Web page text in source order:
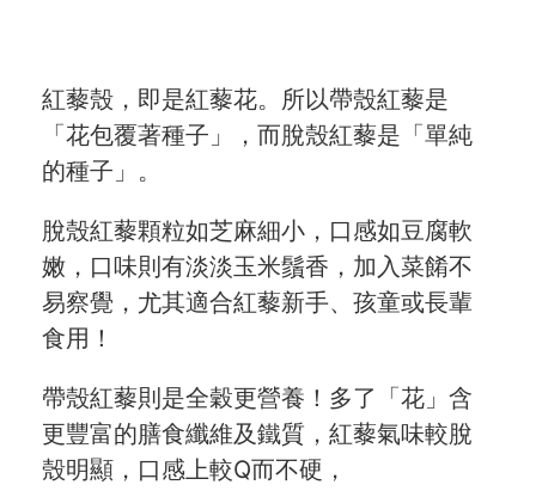
紅藜殼，即是紅藜花。所以帶殼紅藜是
「花包覆著種子」，而脫殼紅藜是「單純
的種子」。
脫殼紅藜顆粒如芝麻細小，口感如豆腐軟
嫩，口味則有淡淡玉米鬚香，加入菜餚不
易察覺，尤其適合紅藜新手、孩童或長輩
食用！
帶殼紅藜則是全穀更營養！多了「花」含
更豐富的膳食纖維及鐵質，紅藜氣味較脫
殼明顯，口感上較Q而不硬，